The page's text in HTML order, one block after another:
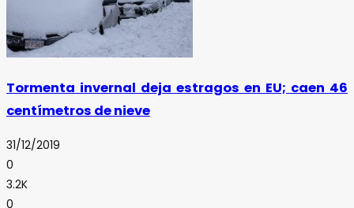
Tormenta invernal deja estragos en EU; caen 46
centímetros de nieve
31/12/2019
0
3.2K
0